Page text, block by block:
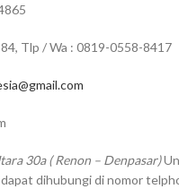
Tlp / Wa : 0819-0558-8417
30a ( Renon – Denpasar)
dihubungi di nomor